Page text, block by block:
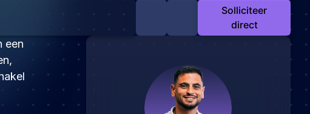
Solliciteer
direct
een